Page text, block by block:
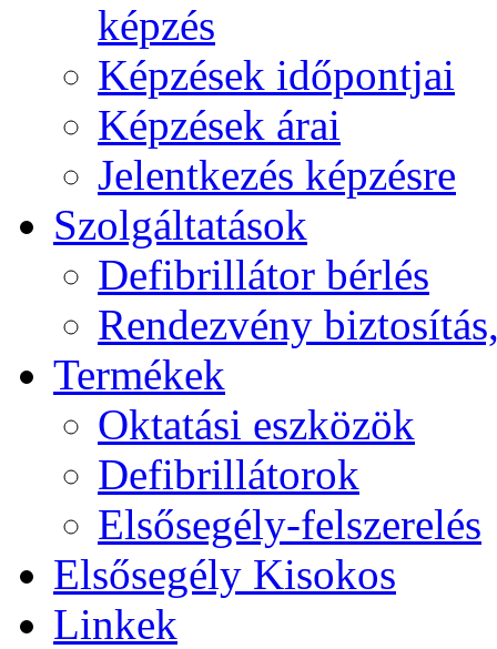
képzés
Képzések időpontjai
Képzések árai
Jelentkezés képzésre
Szolgáltatások
Defibrillátor bérlés
Rendezvény
Termékek
Oktatási eszközök
Defibrillátorok
Elsősegély-felszerelés
Elsősegély Kisokos
Linkek